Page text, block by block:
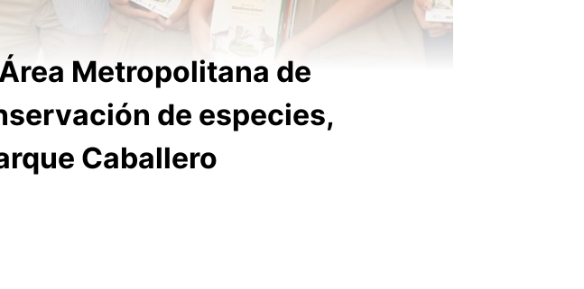
Metropolitana de
de especies,
Caballero